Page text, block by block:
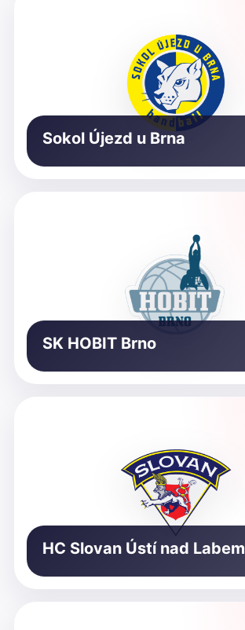
Sokol Újezd u Brna
SK HOBIT Brno
HC Slovan Ústí nad Labem